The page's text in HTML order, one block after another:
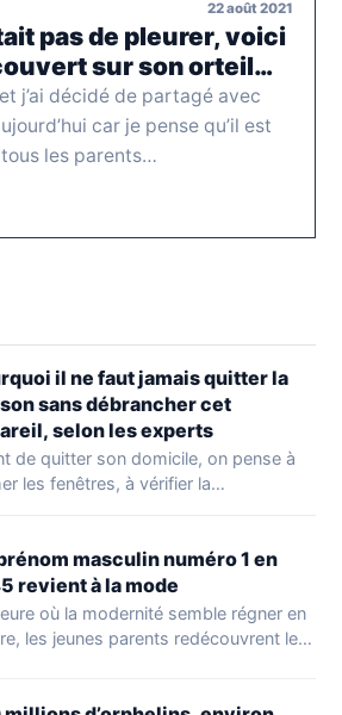
22 août 2021
pas de pleurer, voici
sur son orteil…
j’ai décidé de partagé avec
car je pense qu’il est
les parents…
il ne faut jamais quitter la
sans débrancher cet
selon les experts
de quitter son domicile, on pense à
les fenêtres, à vérifier la…
masculin numéro 1 en
revient à la mode
où la modernité semble régner en
les jeunes parents redécouvrent le…